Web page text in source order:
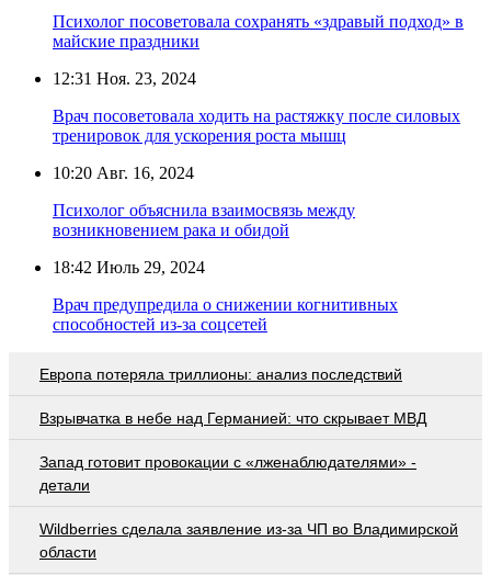
Психолог посоветовала сохранять «здравый подход» в
майские праздники
12:31 Ноя. 23, 2024
Врач посоветовала ходить на растяжку после силовых
тренировок для ускорения роста мышц
10:20 Авг. 16, 2024
Психолог объяснила взаимосвязь между
возникновением рака и обидой
18:42 Июль 29, 2024
Врач предупредила о снижении когнитивных
способностей из-за соцсетей
Европа потеряла триллионы: анализ последствий
Взрывчатка в небе над Германией: что скрывает МВД
Запад готовит провокации с «лженаблюдателями» -
детали
Wildberries cделала заявление из-за ЧП во Владимирской
области